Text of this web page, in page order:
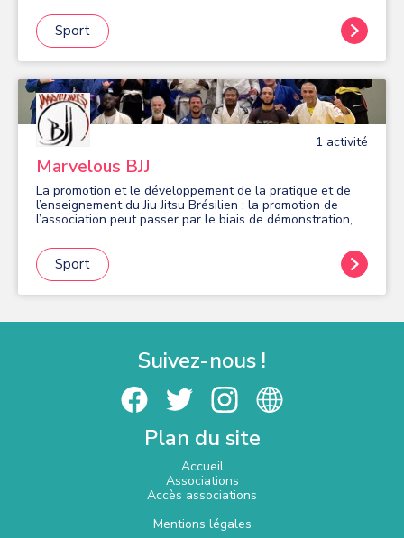
salle: gym douce et d'entretien, Fitness, Pilates,
renforcement musculaire, stretching, relaxation détente.
En extérieur: marche nordique, randonnées, gym plein air,
marche active, bungy pump. Venez nous rejoindre, vous
par des animateurs professionnels et expérimentés.
Organisation de mini-stages en cours d'année.
Sport
1 activité
Marvelous BJJ
La promotion et le développement de la pratique et de
l’enseignement du Jiu Jitsu Brésilien ; la promotion de
l’association peut passer par le biais de démonstration,
voire en l’organisation de celle-ci.
Sport
Suivez-nous !
Plan du site
Accueil
Associations
Accès associations
Mentions légales